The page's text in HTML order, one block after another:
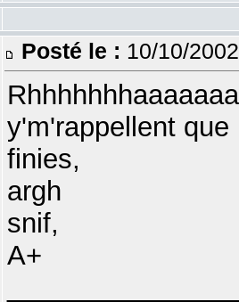
Posté le : 10/10/
y'm'rappellent
finies,
argh
snif,
A+